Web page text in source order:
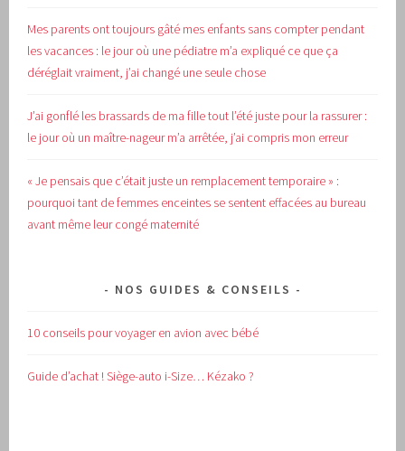
Mes parents ont toujours gâté mes enfants sans compter pendant
les vacances : le jour où une pédiatre m’a expliqué ce que ça
déréglait vraiment, j’ai changé une seule chose
J’ai gonflé les brassards de ma fille tout l’été juste pour la rassurer :
le jour où un maître-nageur m’a arrêtée, j’ai compris mon erreur
« Je pensais que c’était juste un remplacement temporaire » :
pourquoi tant de femmes enceintes se sentent effacées au bureau
avant même leur congé maternité
NOS GUIDES & CONSEILS
10 conseils pour voyager en avion avec bébé
Guide d’achat !Siège-auto i-Size… Kézako ?